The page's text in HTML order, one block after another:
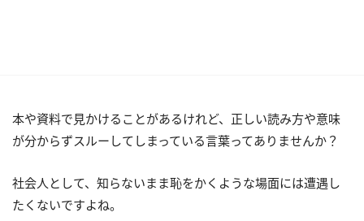
本や資料で見かけることがあるけれど、正しい読み方や意味
が分からずスルーしてしまっている言葉ってありませんか？
社会人として、知らないまま恥をかくような場面には遭遇し
たくないですよね。